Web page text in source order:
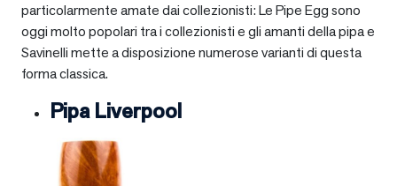
particolarmente amate dai collezionisti: Le Pipe Egg sono
oggi molto popolari tra i collezionisti e gli amanti della pipa e
Savinelli mette a disposizione numerose varianti di questa
forma classica.
Pipa Liverpool